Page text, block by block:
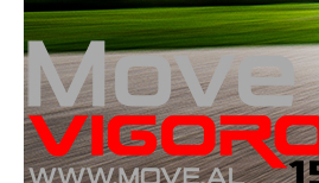
Klik op de foto voor meer informatie